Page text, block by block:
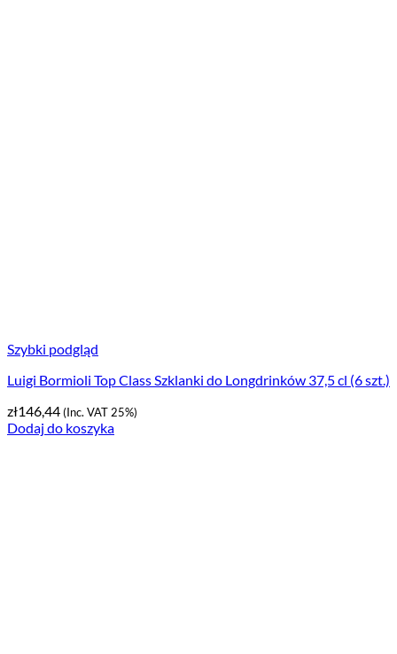
Szybki podgląd
Luigi Bormioli Top Class Szklanki do Longdrinków 37,5 cl (6 szt.)
zł146,44(Inc. VAT 25%)
Dodaj do koszyka